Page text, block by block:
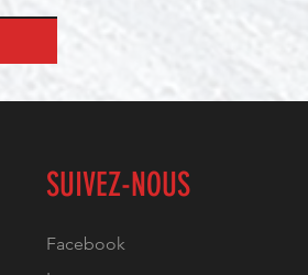
SUIVEZ-NOUS
Facebook